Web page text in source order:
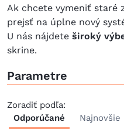
Ak chcete vymeniť staré
prejsť na úplne nový
U nás nájdete široký
skrine.
Parametre
Zoradiť podľa:
Odporúčané
Najnovšie